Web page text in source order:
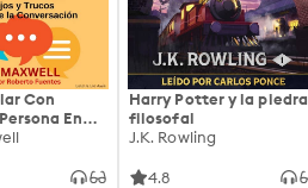
Con
En
Y En
Harry Potter y la piedra
filosofal
J.K. Rowling
4.8